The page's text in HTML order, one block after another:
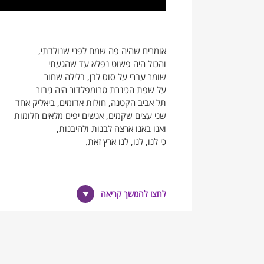
אומרים שהיה פה שמח לפני שנולדתי,
והכול היה פשוט נפלא עד שהגעתי
שומר עברי על סוס לבן, בלילה שחור
על שפת הכינרת טרומפלדור היה גיבור
תל אביב הקטנה, חולות אדומים, ביאליק אחד
שני עצים שקמים, אנשים יפים מלאים חלומות
ואנו באנו ארצה לבנות ולהיבנות,
כי לנו, לנו, לנו ארץ זאת.
כאן, איפה שאתה רואה את הדשא
היו פעם רק יתושים וביצות
לחצו להמשך קריאה